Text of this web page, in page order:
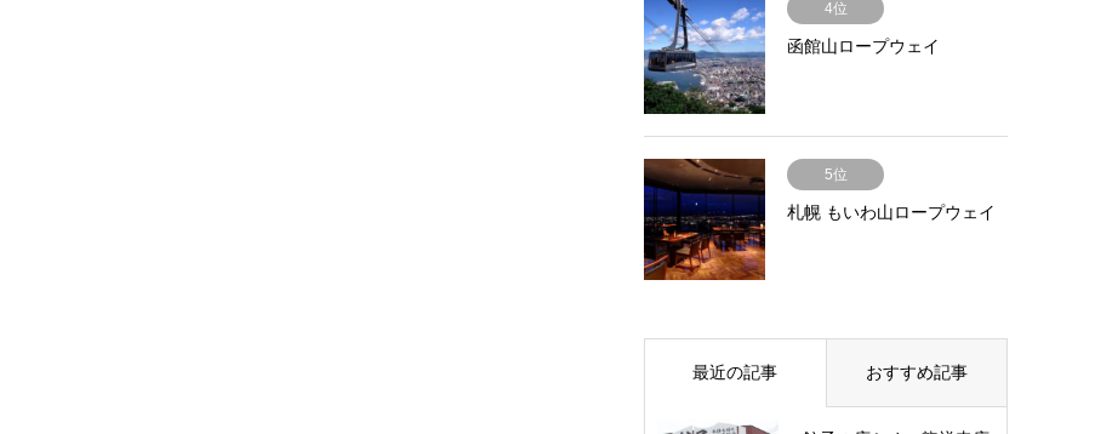
4位
函館山ロープウェイ
5位
札幌 もいわ山ロープウェイ
最近の記事 おすすめ記事